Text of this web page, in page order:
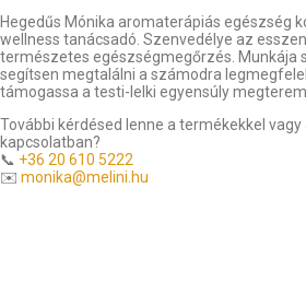
Hegedűs Mónika aromaterápiás egészség
wellness tanácsadó. Szenvedélye az
természetes egészségmegőrzés. Munkája
segítsen megtalálni a számodra
támogassa a testi-lelki egyensúly
További kérdésed lenne a termékekkel
kapcsolatban?
📞 +36 20 610 5222
✉️ monika@melini.hu